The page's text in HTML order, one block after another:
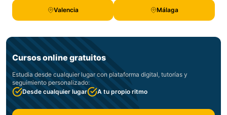
Valencia Málaga
Cursos online gratuitos
Estudia desde cualquier lugar con plataforma digital, tutorías y
seguimiento personalizado:
Desde cualquier lugar
A tu propio ritmo